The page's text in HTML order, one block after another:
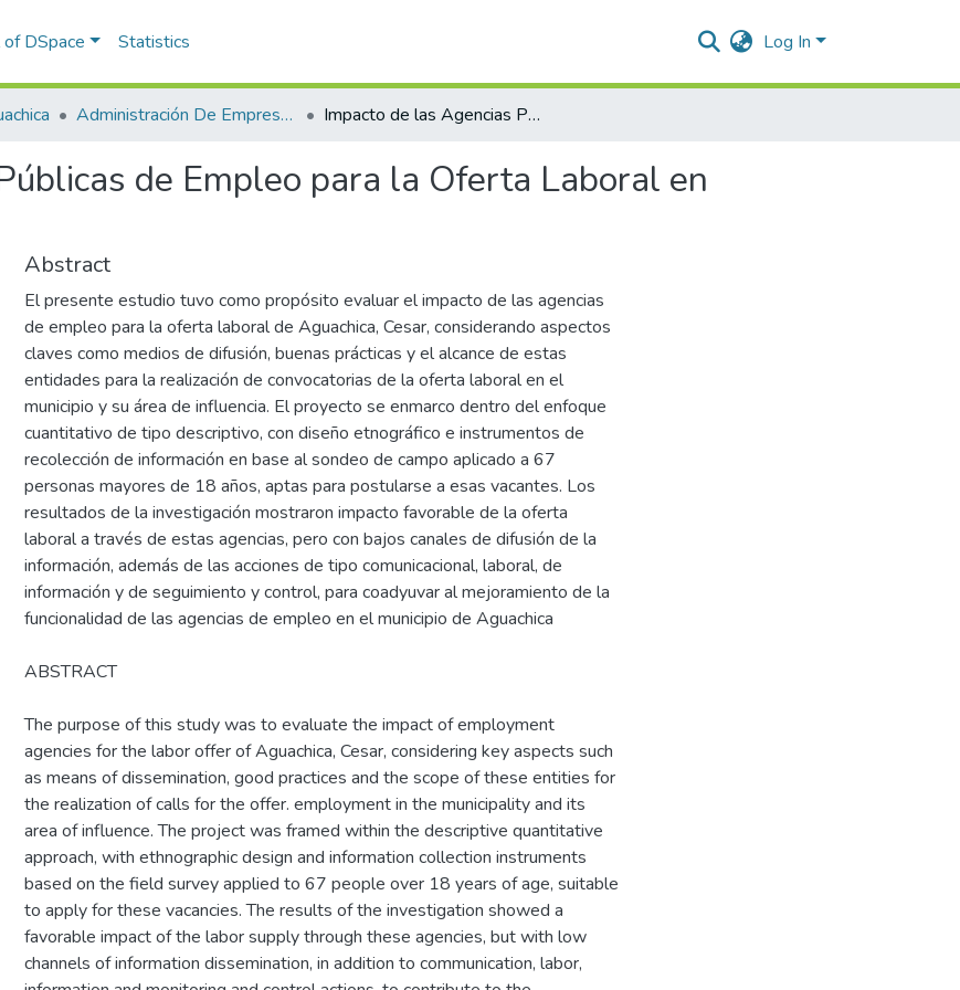
DSpace Statistics Log In
Administración De Empresas Impacto de las Agencias Públicas de Empleo para la Oferta Laboral en Aguachica-Cesar
de Empleo para la Oferta Laboral en
Abstract
El presente estudio tuvo como propósito evaluar el impacto de las agencias
de empleo para la oferta laboral de Aguachica, Cesar, considerando aspectos
claves como medios de difusión, buenas prácticas y el alcance de estas
entidades para la realización de convocatorias de la oferta laboral en el
municipio y su área de influencia. El proyecto se enmarco dentro del enfoque
cuantitativo de tipo descriptivo, con diseño etnográfico e instrumentos de
recolección de información en base al sondeo de campo aplicado a 67
personas mayores de 18 años, aptas para postularse a esas vacantes. Los
resultados de la investigación mostraron impacto favorable de la oferta
laboral a través de estas agencias, pero con bajos canales de difusión de la
información, además de las acciones de tipo comunicacional, laboral, de
información y de seguimiento y control, para coadyuvar al mejoramiento de la
funcionalidad de las agencias de empleo en el municipio de Aguachica
ABSTRACT
The purpose of this study was to evaluate the impact of employment
agencies for the labor offer of Aguachica, Cesar, considering key aspects such
as means of dissemination, good practices and the scope of these entities for
the realization of calls for the offer. employment in the municipality and its
area of influence. The project was framed within the descriptive quantitative
approach, with ethnographic design and information collection instruments
based on the field survey applied to 67 people over 18 years of age, suitable
to apply for these vacancies. The results of the investigation showed a
favorable impact of the labor supply through these agencies, but with low
channels of information dissemination, in addition to communication, labor,